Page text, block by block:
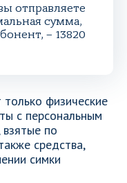
отправляете
сумма,
– 13820
только физические
с персональным
по
средства,
симки